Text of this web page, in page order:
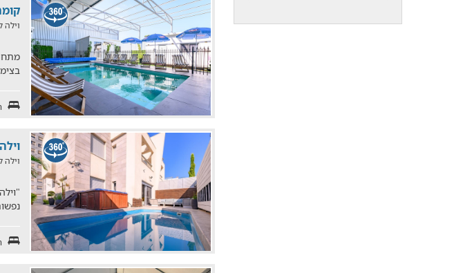
וילה
בצימרים.
וילה
נפשות ללינה ו-30